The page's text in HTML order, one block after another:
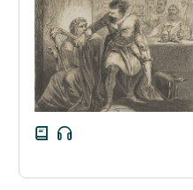
Kolekcje edukacyjne
twórców przechodzących
do domeny publicznej,
lektur szkolnych oraz
Starego Testamentu
Odkurzamy bohaterów
Szkoła Poezji Wolnych